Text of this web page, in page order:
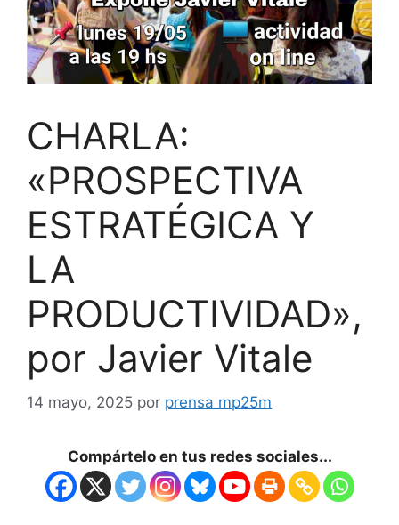
CHARLA:
«PROSPECTIVA
ESTRATÉGICA Y
LA
PRODUCTIVIDAD»,
por Javier Vitale
14 mayo, 2025 por prensa mp25m
Compártelo en tus redes sociales...